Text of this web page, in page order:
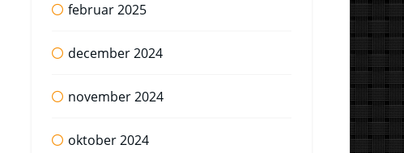
februar 2025
december 2024
november 2024
oktober 2024